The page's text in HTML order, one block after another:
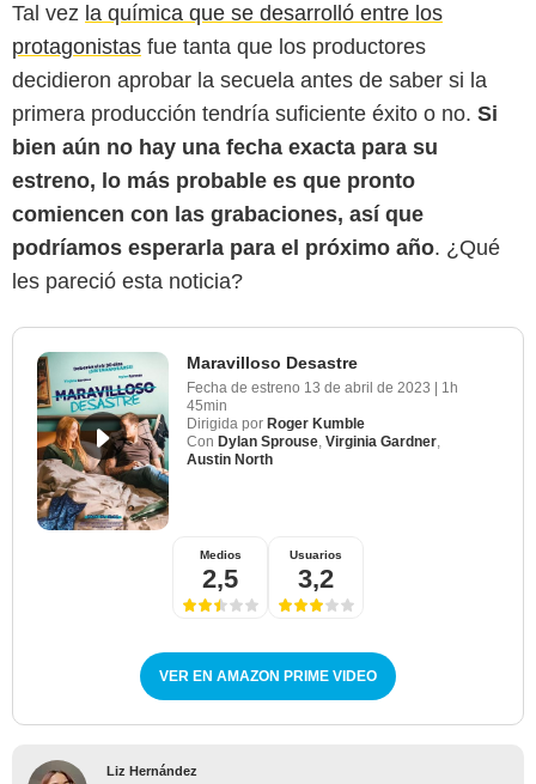
Tal vez la química que se desarrolló entre los
protagonistas fue tanta que los productores
decidieron aprobar la secuela antes de saber si la
primera producción tendría suficiente éxito o no. Si
bien aún no hay una fecha exacta para su
estreno, lo más probable es que pronto
comiencen con las grabaciones, así que
podríamos esperarla para el próximo año. ¿Qué
les pareció esta noticia?
Maravilloso Desastre
Fecha de estreno 13 de abril de 2023
1h
45min
Dirigida por Roger Kumble
Con Dylan Sprouse, Virginia Gardner,
Austin North
Medios
2,5
Usuarios
3,2
VER EN AMAZON PRIME VIDEO
Liz Hernández